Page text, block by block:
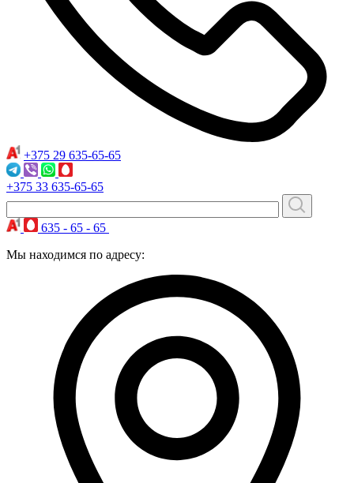
+375 29 635-65-65
+375 33 635-65-65
635 - 65 - 65
Мы находимся по адресу: